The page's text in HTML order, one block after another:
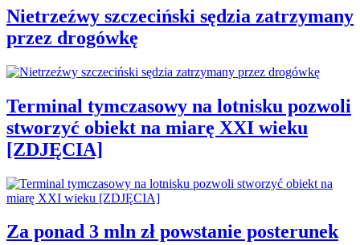
Nietrzeźwy szczeciński sędzia zatrzymany
przez drogówkę
Terminal tymczasowy na lotnisku pozwoli
stworzyć obiekt na miarę XXI wieku
[ZDJĘCIA]
Za ponad 3 mln zł powstanie posterunek